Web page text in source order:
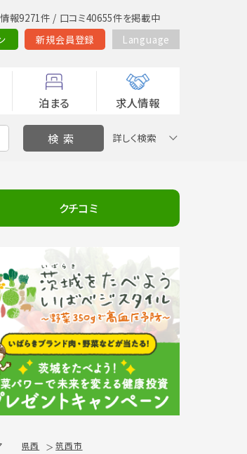
情報9271件 / 口コミ40655件を掲載中
新規会員登録 Language
泊まる 求人情報
詳しく検索
クチコミ
県西 筑西市